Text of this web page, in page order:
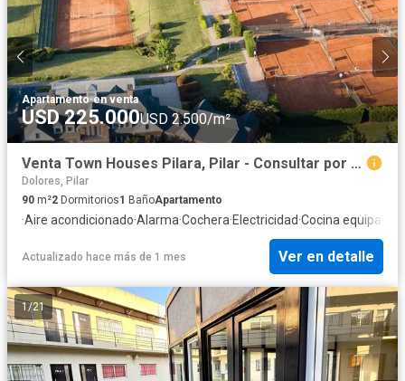
Apartamento·en venta
USD 225.000USD 2.500/m²
Venta Town Houses Pilara, Pilar - Consultar por mas unidades disponibles
Dolores, Pilar
90 m²2 Dormitorios1 BañoApartamento
·Aire acondicionado·Alarma·Cochera·Electricidad·Cocina equipada
Actualizado hace más de 1 mes Ver en detalle
1/21